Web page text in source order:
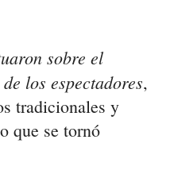
sobre el
los espectadores,
tradicionales y
que se tornó